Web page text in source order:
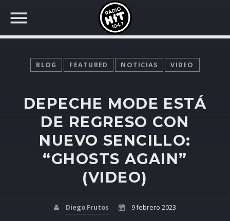
BUSCAR EN RADIO HIT
COMPARTE EN...
Twitter
BLOG FEATURED NOTICIAS VIDEO
DEPECHE MODE ESTÁ
DE REGRESO CON
NUEVO SENCILLO:
“GHOSTS AGAIN”
(VIDEO)
Diego Frutos 9 febrero 2023